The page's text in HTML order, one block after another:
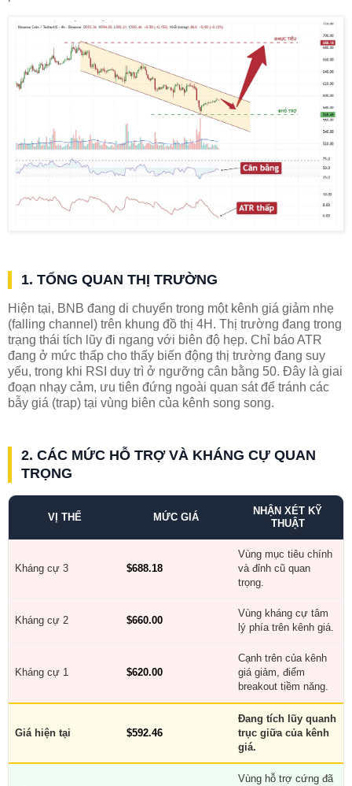
1. TỔNG QUAN THỊ TRƯỜNG
Hiện tại, BNB đang di chuyển trong một kênh giá giảm nhẹ
(falling channel) trên khung đồ thị 4H. Thị trường đang trong
trạng thái tích lũy đi ngang với biên độ hẹp. Chỉ báo ATR
đang ở mức thấp cho thấy biến động thị trường đang suy
yếu, trong khi RSI duy trì ở ngưỡng cân bằng 50. Đây là giai
đoạn nhạy cảm, ưu tiên đứng ngoài quan sát để tránh các
bẫy giá (trap) tại vùng biên của kênh song song.
2. CÁC MỨC HỖ TRỢ VÀ KHÁNG CỰ QUAN
TRỌNG
VỊ THẾ MỨC GIÁ
NHẬN XÉT KỸ
THUẬT
Kháng cự 3 $688.18
Vùng mục tiêu chính
và đỉnh cũ quan
trọng.
Kháng cự 2 $660.00
Vùng kháng cự tâm
lý phía trên kênh giá.
Kháng cự 1 $620.00
Cạnh trên của kênh
giá giảm, điểm
breakout tiềm năng.
Giá hiện tại $592.46
Đang tích lũy quanh
trục giữa của kênh
giá.
Vùng hỗ trợ cứng đã